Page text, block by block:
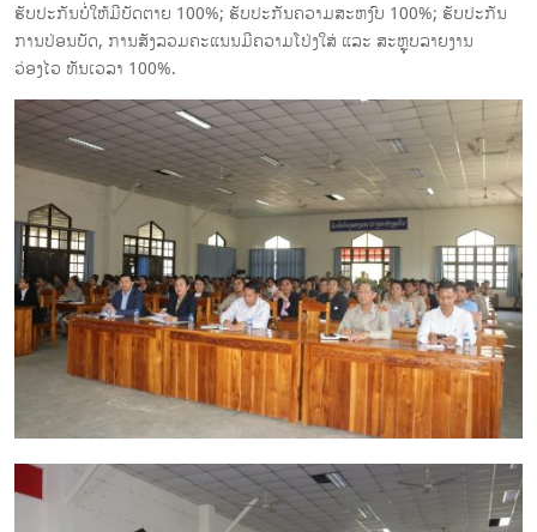
ຮັບປະກັນບໍ່ໃຫ້ມີບັດຕາຍ 100%; ຮັບປະກັນຄວາມສະຫງົບ 100%; ຮັບປະກັນ
ການປ່ອນບັດ, ການສັງລວມຄະແນນມີຄວາມໂປ່ງໃສ່ ແລະ ສະຫຼຸບລາຍງານ
ວ່ອງໄວ ທັນເວລາ 100%.